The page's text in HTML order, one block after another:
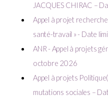
JACQUES CHIRAC –
Appel à projet
santé-travail » - Date
ANR - Appel à projets
octobre 2026
Appel à projets
mutations sociales –